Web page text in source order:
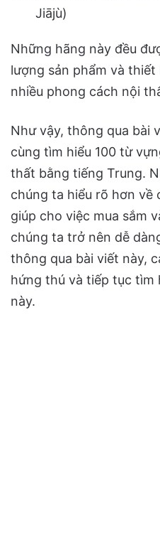
Jiājù)
Những hãng này đều
lượng sản phẩm và
nhiều phong cách nội
Như vậy, thông qua bài
cùng tìm hiểu 100 từ
thất bằng tiếng Trung.
chúng ta hiểu rõ hơn về
giúp cho việc mua sắm
chúng ta trở nên dễ
thông qua bài viết này,
hứng thú và tiếp tục tìm
này.